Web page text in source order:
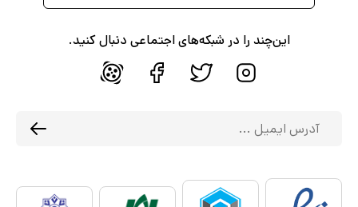
این‌چند را در شبکه‌های اجتماعی دنبال کنید.